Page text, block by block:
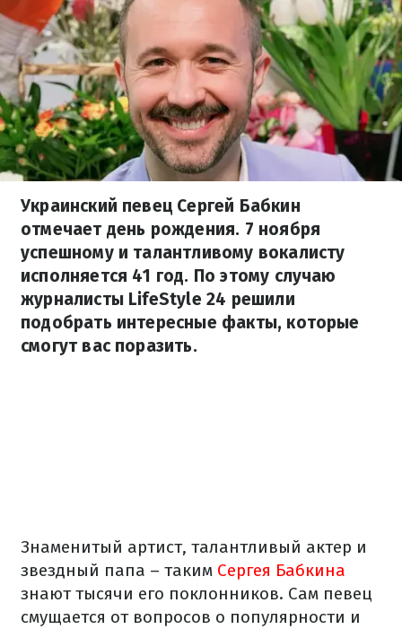
Украинский певец Сергей Бабкин
отмечает день рождения. 7 ноября
успешному и талантливому вокалисту
исполняется 41 год. По этому случаю
журналисты LifeStyle 24 решили
подобрать интересные факты, которые
смогут вас поразить.
Знаменитый артист, талантливый актер и
звездный папа – таким Сергея Бабкина
знают тысячи его поклонников. Сам певец
смущается от вопросов о популярности и